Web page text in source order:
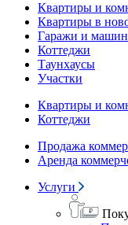
Квартиры и
Квартиры в
Гаражи и
Коттеджи
Таунхаусы
Участки
Квартиры и
Коттеджи
Продажа
Аренда
Услуги